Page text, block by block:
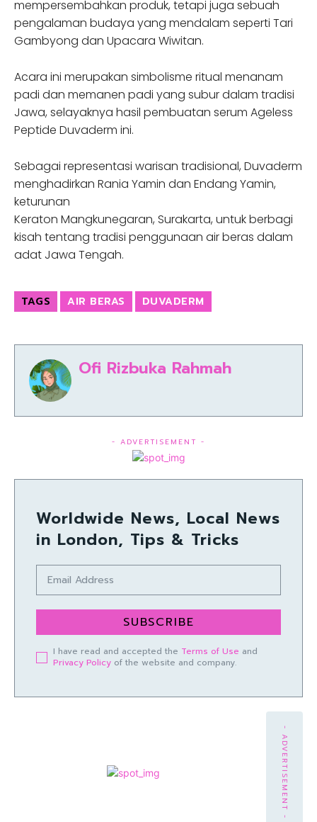
mempersembahkan produk, tetapi juga sebuah
pengalaman budaya yang mendalam seperti Tari
Gambyong dan Upacara Wiwitan.
Acara ini merupakan simbolisme ritual menanam
padi dan memanen padi yang subur dalam tradisi
Jawa, selayaknya hasil pembuatan serum Ageless
Peptide Duvaderm ini.
Sebagai representasi warisan tradisional, Duvaderm
menghadirkan Rania Yamin dan Endang Yamin,
keturunan
Keraton Mangkunegaran, Surakarta, untuk berbagi
kisah tentang tradisi penggunaan air beras dalam
adat Jawa Tengah.
TAGS AIR BERAS DUVADERM
Ofi Rizbuka Rahmah
- ADVERTISEMENT -
Worldwide News, Local News
in London, Tips & Tricks
SUBSCRIBE
I have read and accepted the Terms of Use and
Privacy Policy of the website and company.
- ADVERTISEMENT -